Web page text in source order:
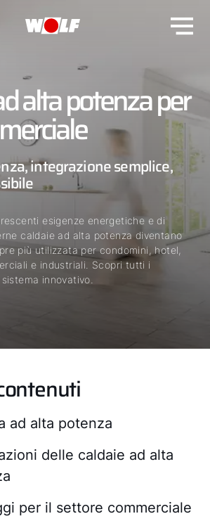
alta potenza per
integrazione semplice,
esigenze energetiche e di
caldaie ad alta potenza diventano
più utilizzata per condomini, hotel,
e industriali. Scopri tutti i
innovativo.
ad alta potenza
delle caldaie ad alta
per il settore commerciale